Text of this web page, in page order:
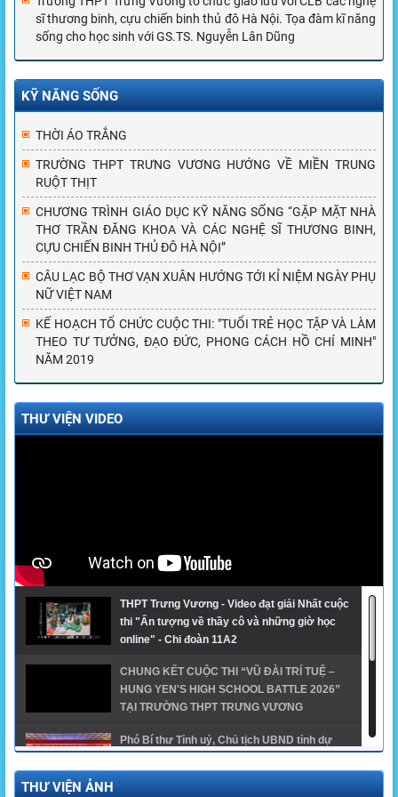
sĩ thương binh, cựu chiến binh thủ đô Hà Nội. Tọa đàm kĩ năng
sống cho học sinh với GS.TS. Nguyễn Lân Dũng
KỸ NĂNG SỐNG
THỜI ÁO TRẮNG
TRƯỜNG THPT TRƯNG VƯƠNG HƯỚNG VỀ MIỀN TRUNG
RUỘT THỊT
CHƯƠNG TRÌNH GIÁO DỤC KỸ NĂNG SỐNG “GẶP MẶT NHÀ
THƠ TRẦN ĐĂNG KHOA VÀ CÁC NGHỆ SĨ THƯƠNG BINH,
CỰU CHIẾN BINH THỦ ĐÔ HÀ NỘI”
CÂU LẠC BỘ THƠ VẠN XUÂN HƯỚNG TỚI KỈ NIỆM NGÀY PHỤ
NỮ VIỆT NAM
KẾ HOẠCH TỔ CHỨC CUỘC THI: "TUỔI TRẺ HỌC TẬP VÀ LÀM
THEO TƯ TƯỞNG, ĐẠO ĐỨC, PHONG CÁCH HỒ CHÍ MINH"
NĂM 2019
THƯ VIỆN VIDEO
THPT Trưng Vương - Video đạt giải Nhất cuộc
thi "Ấn tượng về thầy cô và những giờ học
online" - Chi đoàn 11A2
CHUNG KẾT CUỘC THI “VŨ ĐÀI TRÍ TUỆ –
HUNG YEN'S HIGH SCHOOL BATTLE 2026”
TẠI TRƯỜNG THPT TRƯNG VƯƠNG
Phó Bí thư Tỉnh uỷ, Chủ tịch UBND tỉnh dự
THƯ VIỆN ẢNH